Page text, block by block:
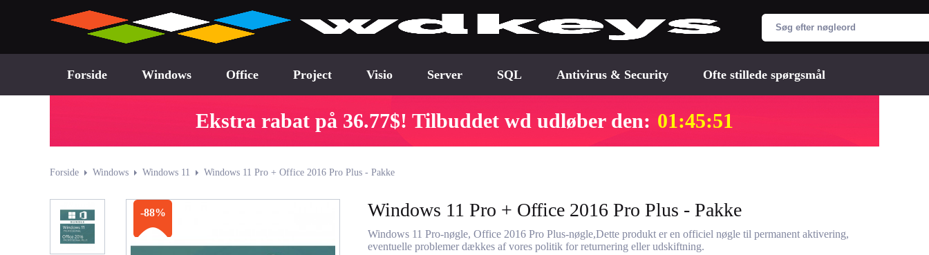
Forside Windows Office Project Visio Server SQL Antivirus & Security Ofte stillede spørgsmål
Ekstra rabat på 36.77$! Tilbuddet wd udløber den: 01:45:50
Forside Windows Windows 11 Windows 11 Pro + Office 2016 Pro Plus - Pakke
-88% Windows 11 Pro + Office 2016 Pro Plus - Pakke
Windows 11 Pro-nøgle, Office 2016 Pro Plus-nøgle,Dette produkt er en officiel nøgle til permanent aktivering,
eventuelle problemer dækkes af vores politik for returnering eller udskiftning.